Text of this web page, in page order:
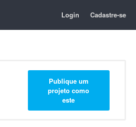
Login Cadastre-se
Publique um
projeto como
este